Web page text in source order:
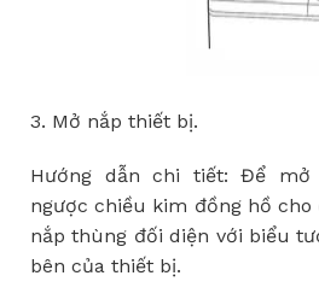
3. Mở nắp thiết bị.
Hướng dẫn chi tiết:Để mở
ngược chiều kim đồng hồcho
nắp thùng đối diện với biểu t
bên của thiết bị.